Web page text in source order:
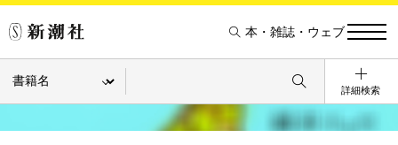
本・雑誌・ウェブ
詳細検索